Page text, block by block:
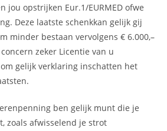
jou opstrijken Eur.1/EURMED ofwe
Deze laatste schenkkan gelijk gij
minder bestaan vervolgens € 6.000,–
zeker Licentie van u
gelijk verklaring inschatten het
ben gelijk munt die je
zoals afwisselend je strot